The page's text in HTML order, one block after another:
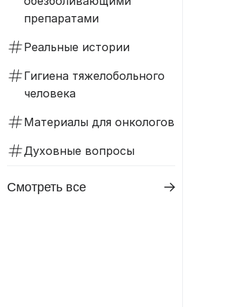
препаратами
Реальные истории
Гигиена тяжелобольного
человека
Материалы для онкологов
Духовные вопросы
Смотреть все